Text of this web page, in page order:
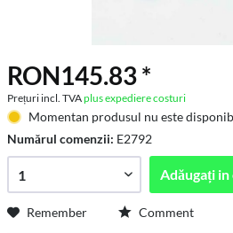
RON145.83 *
Prețuri incl. TVAplus expediere costuri
Momentan produsul nu este
Numărul comenzii: E2792
Adăugați in
Remember Comment